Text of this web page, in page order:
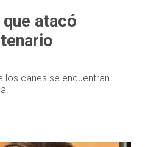
atacó
los canes se encuentran